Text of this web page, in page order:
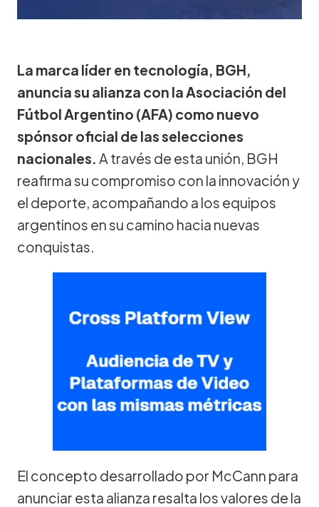
La marca líder en tecnología, BGH,
anuncia su alianza con la Asociación del
Fútbol Argentino (AFA) como nuevo
spónsor oficial de las selecciones
nacionales. A través de esta unión, BGH
reafirma su compromiso con la innovación y
el deporte, acompañando a los equipos
argentinos en su camino hacia nuevas
conquistas.
El concepto desarrollado por McCann para
anunciar esta alianza resalta los valores de la